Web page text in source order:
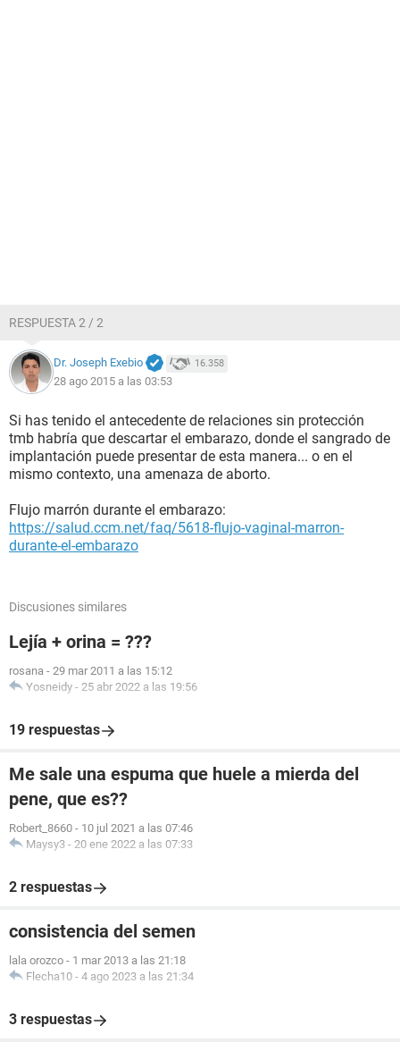
RESPUESTA 2 / 2
Dr. Joseph Exebio 16.358
28 ago 2015 a las 03:53
Si has tenido el antecedente de relaciones sin protección
tmb habría que descartar el embarazo, donde el sangrado de
implantación puede presentar de esta manera... o en el
mismo contexto, una amenaza de aborto.
Flujo marrón durante el embarazo:
https://salud.ccm.net/faq/5618-flujo-vaginal-marron-
durante-el-embarazo
Discusiones similares
Lejía + orina = ???
rosana - 29 mar 2011 a las 15:12
Yosneidy - 25 abr 2022 a las 19:56
19 respuestas
Me sale una espuma que huele a mierda del
pene, que es??
Robert_8660 - 10 jul 2021 a las 07:46
Maysy3 - 20 ene 2022 a las 07:33
2 respuestas
consistencia del semen
lala orozco - 1 mar 2013 a las 21:18
Flecha10 - 4 ago 2023 a las 21:34
3 respuestas